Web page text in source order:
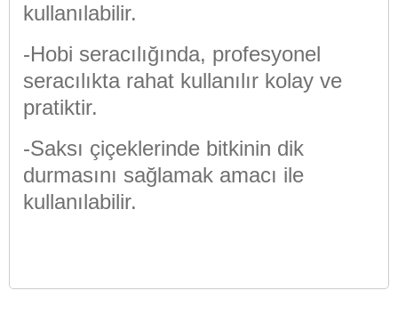
kullanılabilir.
-Hobi seracılığında, profesyonel
seracılıkta rahat kullanılır kolay ve
pratiktir.
-Saksı çiçeklerinde bitkinin dik
durmasını sağlamak amacı ile
kullanılabilir.